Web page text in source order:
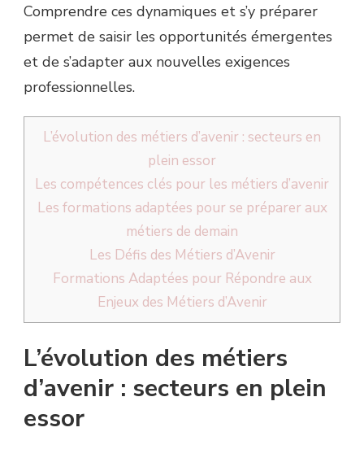
Comprendre ces dynamiques et s’y préparer
permet de saisir les opportunités émergentes
et de s’adapter aux nouvelles exigences
professionnelles.
L’évolution des métiers d’avenir : secteurs en
plein essor
Les compétences clés pour les métiers d’avenir
Les formations adaptées pour se préparer aux
métiers de demain
Les Défis des Métiers d’Avenir
Formations Adaptées pour Répondre aux
Enjeux des Métiers d’Avenir
L’évolution des métiers
d’avenir : secteurs en plein
essor